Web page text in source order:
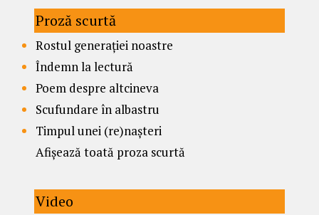
Proză scurtă
Rostul generației noastre
Îndemn la lectură
Poem despre altcineva
Scufundare în albastru
Timpul unei (re)nașteri
Afișează toată proza scurtă
Video